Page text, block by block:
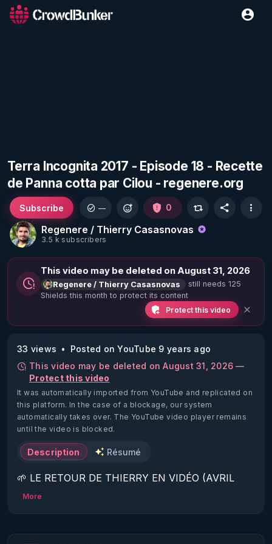
Terra Incognita 2017 - Episode 18 - Recette
de Panna cotta par Cilou - regenere.org
Regenere / Thierry Casasnovas
3.5 k subscribers
Subscribe — 0
This video may be deleted on August 31, 2026
Regenere / Thierry Casasnovas
still needs 125
Shields this month to protect its content
Protect this video
33 views
Posted on YouTube 9 years ago
This video may be deleted on August 31, 2026 —
Protect this video
It was automatically imported from YouTube and replicated on
this platform. In the case of a blockage, our system
automatically takes over. The YouTube video player remains
until the video is blocked.
Description Résumé
🌱 LE RETOUR DE THIERRY EN VIDÉO (AVRIL
2022)!
https://www.rgnr.fr/presentation.html
More